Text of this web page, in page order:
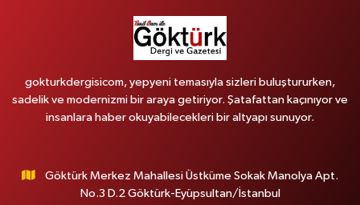
gokturkdergisicom, yepyeni temasıyla sizleri buluştururken,
sadelik ve modernizmi bir araya getiriyor. Şatafattan kaçınıyor ve
insanlara haber okuyabilecekleri bir altyapı sunuyor.
Göktürk Merkez Mahallesi Üstküme Sokak Manolya Apt.
No.3 D.2 Göktürk-Eyüpsultan/İstanbul